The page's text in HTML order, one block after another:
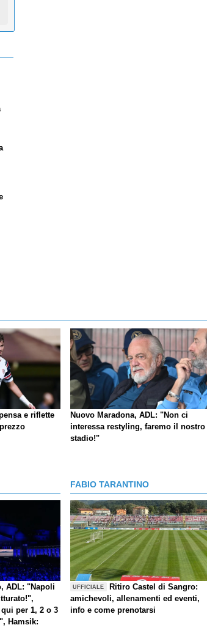
e riflette
Nuovo Maradona, ADL: "Non ci
interessa restyling, faremo il nostro
stadio!"
ADL: "Napoli
per 1, 2 o 3
Hamsik:
FABIO TARANTINO
UFFICIALE
Ritiro Castel di Sangro:
amichevoli, allenamenti ed eventi,
info e come prenotarsi